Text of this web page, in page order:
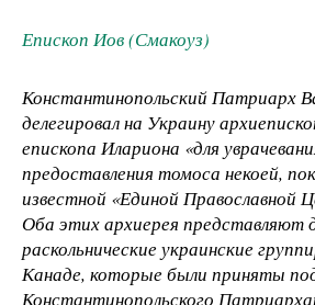
Епископ Иов (Смакоуз)
Константинопольский Патриарх
делегировал на Украину
епископа Илариона «для
предоставления томоса некоей,
известной «Единой Православной
Оба этих архиерея представляют
раскольнические украинские
Канаде, которые были приняты
Константинопольского